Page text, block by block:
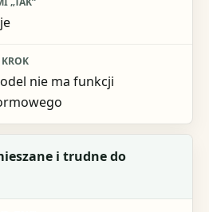
nie ma funkcji
i trudne do